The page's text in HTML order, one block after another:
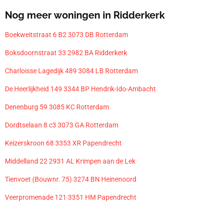
Nog meer woningen in Ridderkerk
Boekweitstraat 6 B2 3073 DB Rotterdam
Boksdoornstraat 33 2982 BA Ridderkerk
Charloisse Lagedijk 489 3084 LB Rotterdam
De Heerlijkheid 149 3344 BP Hendrik-Ido-Ambacht
Denenburg 59 3085 KC Rotterdam
Dordtselaan 8 c3 3073 GA Rotterdam
Keizerskroon 68 3353 XR Papendrecht
Middelland 22 2931 AL Krimpen aan de Lek
Tienvoet (Bouwnr. 75) 3274 BN Heinenoord
Veerpromenade 121 3351 HM Papendrecht